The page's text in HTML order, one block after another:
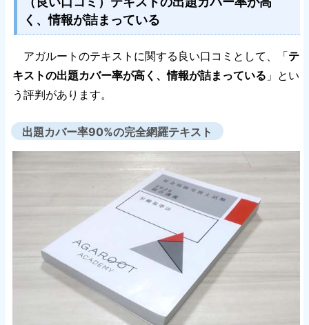
く、情報が詰まっている
アガルートのテキストに関する良い口コミとして、「テ
キストの出題カバー率が高く、情報が詰まっている 」とい
う評判があります。
出題カバー率90%の完全網羅テキスト